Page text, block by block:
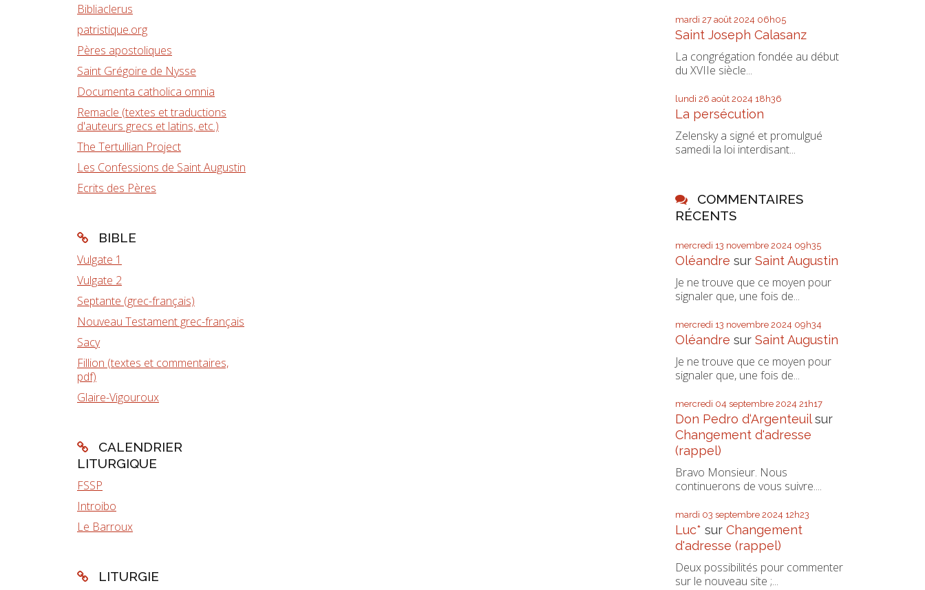
Bibliaclerus
patristique.org
Pères apostoliques
Saint Grégoire de Nysse
Documenta catholica omnia
Remacle (textes et traductions
d'auteurs grecs et latins, etc.)
The Tertullian Project
Les Confessions de Saint Augustin
Ecrits des Pères
BIBLE
Vulgate 1
Vulgate 2
Septante (grec-français)
Nouveau Testament grec-français
Sacy
Fillion (textes et commentaires,
pdf)
Glaire-Vigouroux
CALENDRIER
LITURGIQUE
FSSP
Introibo
Le Barroux
LITURGIE
mardi 27 août 2024 06h05
Saint Joseph Calasanz
La congrégation fondée au début
du XVIIe siècle...
lundi 26 août 2024 18h36
La persécution
Zelensky a signé et promulgué
samedi la loi interdisant...
COMMENTAIRES
RÉCENTS
mercredi 13 novembre 2024 09h35
Oléandre sur Saint Augustin
Je ne trouve que ce moyen pour
signaler que, une fois de...
mercredi 13 novembre 2024 09h34
Oléandre sur Saint Augustin
Je ne trouve que ce moyen pour
signaler que, une fois de...
mercredi 04 septembre 2024 21h17
Don Pedro d‘Argenteuilsur
Changement d'adresse
(rappel)
Bravo Monsieur. Nous
continuerons de vous suivre....
mardi 03 septembre 2024 12h23
Luc* sur Changement
d'adresse (rappel)
Deux possibilités pour commenter
sur le nouveau site ;...